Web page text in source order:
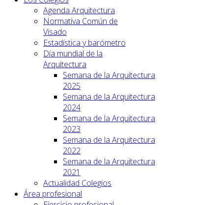
Agenda Arquitectura
Normativa Común de
Visado
Estadística y barómetro
Día mundial de la
Arquitectura
Semana de la Arquitectura
2025
Semana de la Arquitectura
2024
Semana de la Arquitectura
2023
Semana de la Arquitectura
2022
Semana de la Arquitectura
2021
Actualidad Colegios
Área profesional